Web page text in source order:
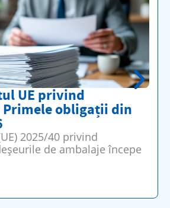
UE privind
obligații din
2025/40 privind
de ambalaje începe